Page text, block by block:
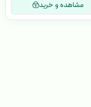
مشاهده و خرید